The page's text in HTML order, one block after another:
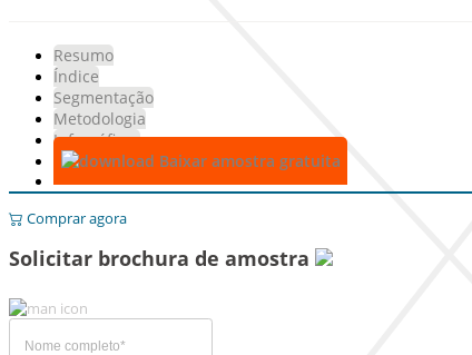
Resumo
Índice
Segmentação
Metodologia
Infográficos
Baixar amostra gratuita
Comprar agora
Solicitar brochura de amostra